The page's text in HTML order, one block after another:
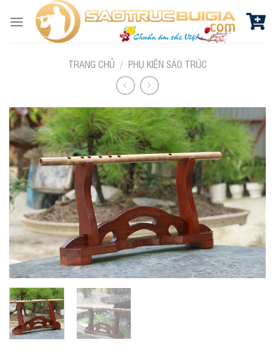
TRANG CHỦ / PHỤ KIỆN SÁO TRÚC